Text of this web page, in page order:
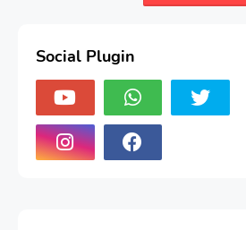
Social Plugin